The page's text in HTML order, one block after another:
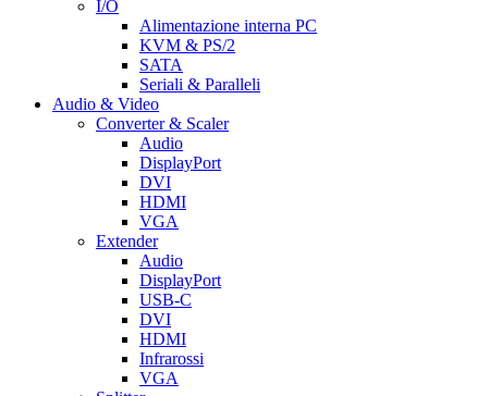
I/O
Alimentazione interna PC
KVM & PS/2
SATA
Seriali & Paralleli
Audio & Video
Converter & Scaler
Audio
DisplayPort
DVI
HDMI
VGA
Extender
Audio
DisplayPort
USB-C
DVI
HDMI
Infrarossi
VGA